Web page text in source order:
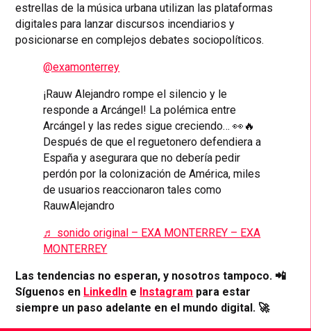
estrellas de la música urbana utilizan las plataformas
digitales para lanzar discursos incendiarios y
posicionarse en complejos debates sociopolíticos.
@examonterrey
¡Rauw Alejandro rompe el silencio y le
responde a Arcángel! La polémica entre
Arcángel y las redes sigue creciendo… 👀🔥
Después de que el reguetonero defendiera a
España y asegurara que no debería pedir
perdón por la colonización de América, miles
de usuarios reaccionaron tales como
RauwAlejandro
♬ sonido original – EXA MONTERREY – EXA
MONTERREY
Las tendencias no esperan, y nosotros tampoco. 📲
Síguenos en LinkedIn e Instagram para estar
siempre un paso adelante en el mundo digital. 🚀